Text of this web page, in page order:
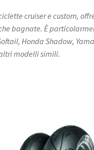
cruiser e custom,
bagnate. È
Honda Shadow,
modelli simili.